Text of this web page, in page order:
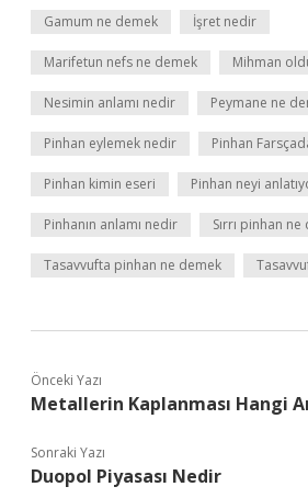
Gamum ne demek İşret nedir
Marifetun nefs ne demek Mihman
Nesimin anlamı nedir Peymane ne
Pinhan eylemek nedir Pinhan
Pinhan kimin eseri Pinhan neyi
Pinhanın anlamı nedir Sırrı pinhan
Tasavvufta pinhan ne demek
Önceki Yazı
Metallerin Kaplanması Hangi
Sonraki Yazı
Duopol Piyasası Nedir